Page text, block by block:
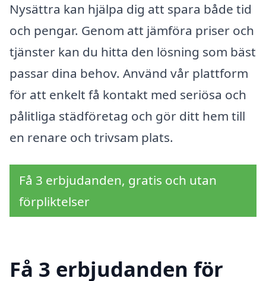
Nysättra kan hjälpa dig att spara både tid
och pengar. Genom att jämföra priser och
tjänster kan du hitta den lösning som bäst
passar dina behov. Använd vår plattform
för att enkelt få kontakt med seriösa och
pålitliga städföretag och gör ditt hem till
en renare och trivsam plats.
Få 3 erbjudanden, gratis och utan
förpliktelser
Få 3 erbjudanden för